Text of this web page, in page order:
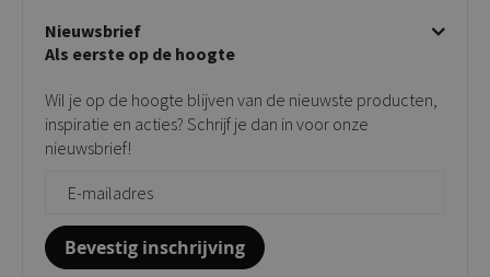
Privacy policy
Taupe stoelen
Tuinstoelen
Bijzettafels
Showroom
Contact
Onderhoudsproducten
Vloerbescherming
Giftcards
Nieuwsbrief
Als eerste op de hoogte
Wil je op de hoogte blijven van de nieuwste producten,
inspiratie en acties? Schrijf je dan in voor onze
nieuwsbrief!
Bevestig inschrijving